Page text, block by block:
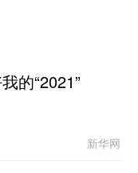
的“2021”
新华网